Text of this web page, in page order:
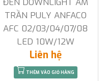
TRẦN PULY ANFACO
AFC 02/03/04/07/08
LED 10W/12W
Liên hệ
THÊM VÀO GIỎ HÀNG